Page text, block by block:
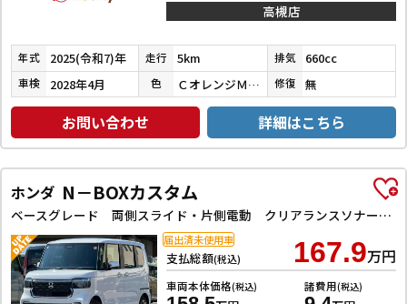
高槻店
年式 2025(令和7)年 走行 5km 排気 660cc
車検 2028年4月 色 ＣオレンジＭアーバンブラウン２ＴＲ 修復 無
お問い合わせ 詳細はこちら
ホンダ N－BOXカスタム
ベースグレード 両側スライド・片側電動 クリアランスソナー オートクルーズコントロール レーンアシスト 衝突被害軽減システム オートライト LEDヘッドランプ スマートキー アイドリングストップ 電動格納ミラー
支払総額(税込) 167.9万円
車両本体価格(税込) 諸費用(税込)
届出済未使用車